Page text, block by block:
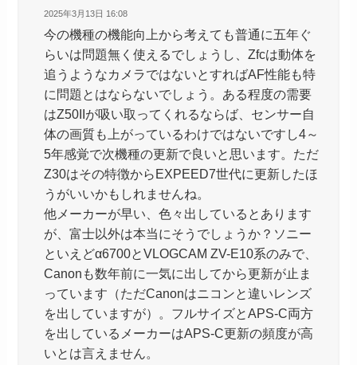
2025年3月13日 16:08
今の機種の機能向上から考えても普通に五年ぐ
らいは問題無く使えるでしょうし、Zfcは動体を
追うようなカメラではないとすればAF性能も特
に問題とはならないでしょう。ある程度の需要
はZ50IIが吸い取ってくれるならば、センサー自
体の画質も上がっているわけではないですし4～
5年感覚で次機種の更新で良いと思います。ただ
Z30はその特徴からEXPEED7世代に更新したほ
うがいいかもしれませんね。
他メーカーが早い、色々出しているとあります
が、富士以外は本当にそうでしょうか？ソニー
といえどα6700とVLOGCAM ZV-E10系のみで、
Canonも数年前に一気に出してから更新が止ま
っています（ただCanonはニコンと違いレンズ
を出していますが）。フルサイズとAPS-C両方
を出しているメーカーはAPS-C更新の頻度が高
いとは言えません。